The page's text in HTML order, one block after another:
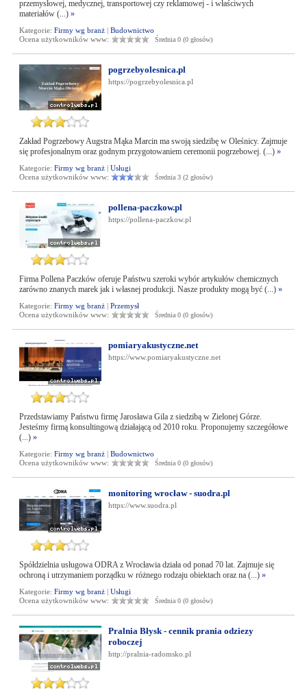
przemysłowej, medycznej, transportowej czy reklamowej - i właściwych
materiałów (...) »
Kategorie: Firmy wg branż| Budownictwo
Ocena użytkowników www:
Średnia 0 (0 głosów)
pogrzebyolesnica.pl
https://pogrzebyolesnica.pl
Zakład Pogrzebowy Augstra Mąka Marcin ma swoją siedzibę w Oleśnicy. Zajmuje
się profesjonalnym oraz godnym przygotowaniem ceremonii pogrzebowej. (...) »
Kategorie: Firmy wg branż| Usługi
Ocena użytkowników www:
Średnia 3 (2 głosów)
pollena-paczkow.pl
https://pollena-paczkow.pl
Firma Pollena Paczków oferuje Państwu szeroki wybór artykułów chemicznych
zarówno znanych marek jak i własnej produkcji. Nasze produkty mogą być (...) »
Kategorie: Firmy wg branż| Przemysł
Ocena użytkowników www:
Średnia 0 (0 głosów)
pomiaryakustyczne.net
https://www.pomiaryakustyczne.net
Przedstawiamy Państwu firmę Jarosława Gila z siedzibą w Zielonej Górze.
Jesteśmy firmą konsultingową działającą od 2010 roku. Proponujemy szczegółowe
(...) »
Kategorie: Firmy wg branż| Budownictwo
Ocena użytkowników www:
Średnia 0 (0 głosów)
monitoring wrocław - suodra.pl
https://www.suodra.pl
Spółdzielnia usługowa ODRA z Wrocławia działa od ponad 70 lat. Zajmuje się
ochroną i utrzymaniem porządku w różnego rodzaju obiektach oraz na (...) »
Kategorie: Firmy wg branż| Usługi
Ocena użytkowników www:
Średnia 0 (0 głosów)
Pralnia Błysk - cennik prania odziezy
roboczej
http://pralnia-radomsko.pl